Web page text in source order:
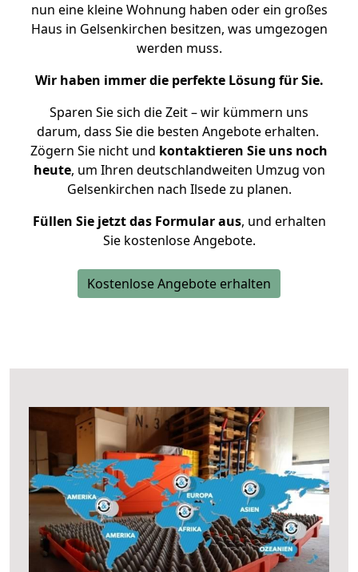
nun eine kleine Wohnung haben oder ein großes
Haus in Gelsenkirchen besitzen, was umgezogen
werden muss.
Wir haben immer die perfekte Lösung für Sie.
Sparen Sie sich die Zeit – wir kümmern uns
darum, dass Sie die besten Angebote erhalten.
Zögern Sie nicht und kontaktieren Sie uns noch
heute, um Ihren deutschlandweiten Umzug von
Gelsenkirchen nach Ilsede zu planen.
Füllen Sie jetzt das Formular aus, und erhalten
Sie kostenlose Angebote.
Kostenlose Angebote erhalten